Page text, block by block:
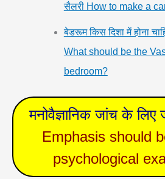
सैलरी How to make a
बेडरूम किस दिशा में होना
What should be the
bedroom?
मनोवैज्ञानिक जांच के लिए
Emphasis should
psychological